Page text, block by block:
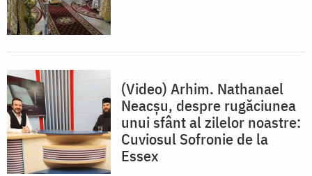
(Video) Arhim. Nathanael
Neacşu, despre rugăciunea
unui sfânt al zilelor noastre:
Cuviosul Sofronie de la
Essex